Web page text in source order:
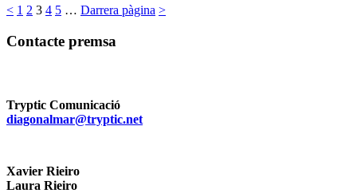
< 1 2 3 4 5 … Darrera pàgina >
Contacte premsa
Tryptic Comunicació
diagonalmar@tryptic.net
Xavier Rieiro
Laura Rieiro